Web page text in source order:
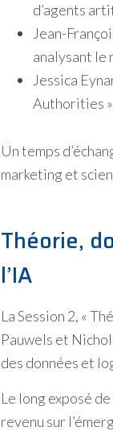
d’agents
Jean-
analysant le
Jessica
Authorities
Un temps
marketing et
Théorie,
l’IA
La Session 2, «
Pauwels et
des données et
Le long exposé
revenu sur